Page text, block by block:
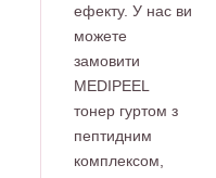
ефекту. У нас ви
можете
замовити
MEDIPEEL
тонер гуртом з
пептидним
комплексом,